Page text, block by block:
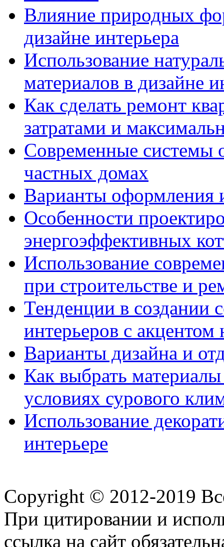
Влияние природных
дизайне интерьера
Использование
материалов в дизайне
Как сделать ремонт
затратами и
Современные системы
частных домах
Варианты оформления
Особенности
энергоэффективных
Использование
при строительстве и
Тенденции в создании
интерьеров с акцентом
Варианты дизайна и
Как выбрать
условиях сурового
Использование
интерьере
Copyright © 2012-2019
При цитировании и
ссылка на сайт